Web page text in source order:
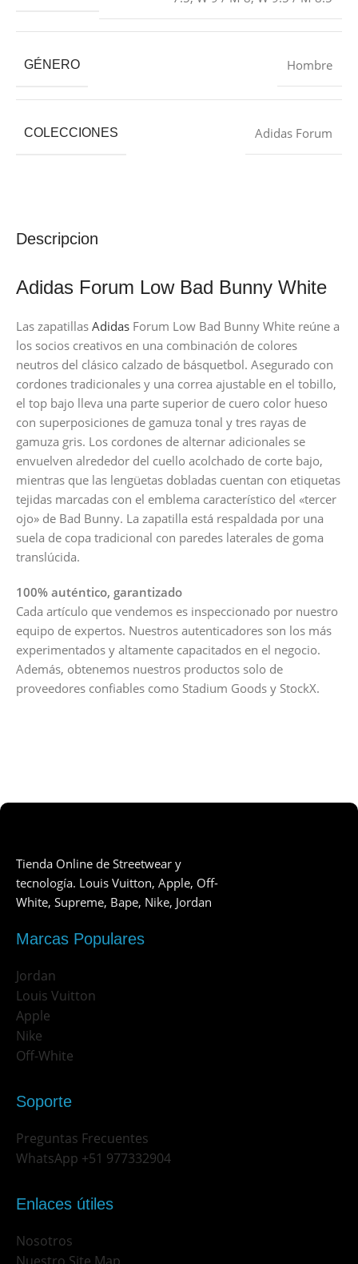
Descripcion
Adidas Forum Low Bad Bunny White
Las zapatillas Adidas Forum Low Bad Bunny White reúne a
los socios creativos en una combinación de colores
neutros del clásico calzado de básquetbol. Asegurado con
cordones tradicionales y una correa ajustable en el tobillo,
el top bajo lleva una parte superior de cuero color hueso
con superposiciones de gamuza tonal y tres rayas de
gamuza gris. Los cordones de alternar adicionales se
envuelven alrededor del cuello acolchado de corte bajo,
mientras que las lengüetas dobladas cuentan con etiquetas
tejidas marcadas con el emblema característico del «tercer
ojo» de Bad Bunny. La zapatilla está respaldada por una
suela de copa tradicional con paredes laterales de goma
translúcida.
100% auténtico, garantizado
Cada artículo que vendemos es inspeccionado por nuestro
equipo de expertos. Nuestros autenticadores son los más
experimentados y altamente capacitados en el negocio.
Además, obtenemos nuestros productos solo de
proveedores confiables como Stadium Goods y StockX.
GÉNERO Hombre
COLECCIONES Adidas Forum
Tienda Online de Streetwear y
tecnología. Louis Vuitton, Apple, Off-
White, Supreme, Bape, Nike, Jordan
Marcas Populares
Jordan
Louis Vuitton
Apple
Nike
Off-White
Soporte
Preguntas Frecuentes
WhatsApp +51 977332904
Enlaces útiles
Nosotros